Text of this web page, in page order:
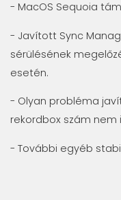
- MacOS Sequoia
- Javított Sync
sérülésének
esetén.
- Olyan probléma
rekordbox szám
- További egyéb